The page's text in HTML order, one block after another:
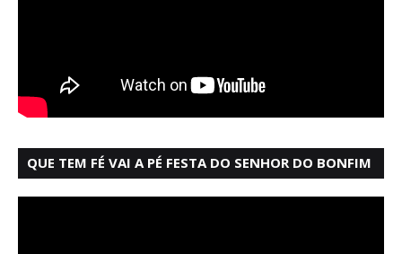
QUE TEM FÉ VAI A PÉ FESTA DO SENHOR DO BONFIM